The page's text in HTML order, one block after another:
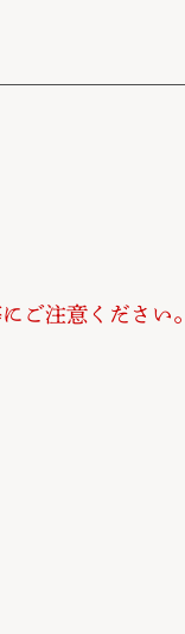
ご注意ください。